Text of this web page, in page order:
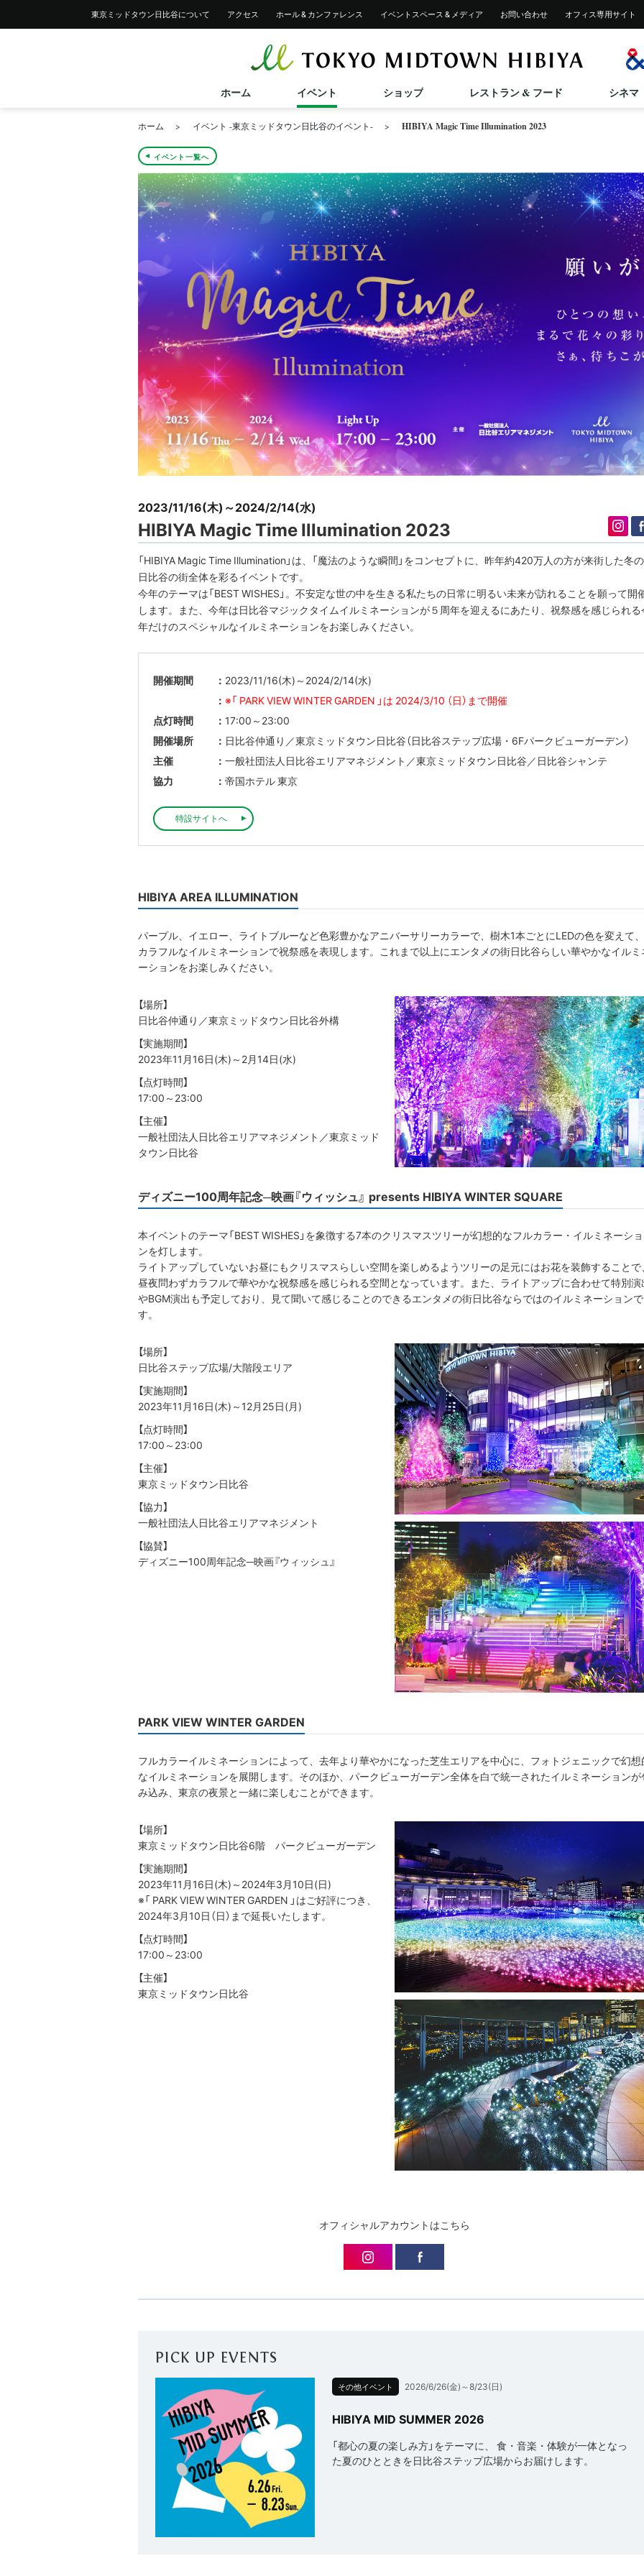
東京ミッドタウン日比谷について アクセス ホール &カンファレンス イベントスペース & メディア お問い合わせ オフィス専用サイト
ホーム イベント ショップ レストラン & フード シネマ
2026/6/26(金)～8/23(日)
HIBIYA MID SUMMER 2026
2026/7/
ひんや
ショップ検索
フロアガイド
2025/12/4(木)～2026/11/30(月)
レストラン＆フード検索
2026/7/17(金)～8/31(月)
東京ミッドタウン日比谷 STAGE Vol.42
2026/7/
施設サービス紹介
バリアフリーサービス ペットご同伴のお客様へ
ホーム イベント -東京ミッドタウン日比谷のイベント- HIBIYA Magic Time Illumination 2023
イベント一覧へ
2023/11/16(木)～2024/2/14(水)
HIBIYA Magic Time Illumination 2023
「HIBIYA Magic Time Illumination」は、「魔法のような瞬間」をコンセプトに、昨年約420万人の方が来街した冬の
日比谷の街全体を彩るイベントです。
今年のテーマは「BEST WISHES」。不安定な世の中を生きる私たちの日常に明るい未来が訪れることを願って開
します。また、今年は日比谷マジックタイムイルミネーションが５周年を迎えるにあたり、祝祭感を感じられる
年だけのスペシャルなイルミネーションをお楽しみください。
開催期間
2023/11/16(木)～2024/2/14(水)
※「 PARK VIEW WINTER GARDEN 」は 2024/3/10 （日）まで開催
点灯時間
17:00～23:00
開催場所
日比谷仲通り／東京ミッドタウン日比谷（日比谷ステップ広場・6Fパークビューガーデン）
主催
一般社団法人日比谷エリアマネジメント／東京ミッドタウン日比谷／日比谷シャンテ
協力
帝国ホテル 東京
特設サイトへ
HIBIYA AREA ILLUMINATION
パープル、イエロー、ライトブルーなど色彩豊かなアニバーサリーカラーで、樹木1本ごとにLEDの色を変えて、
カラフルなイルミネーションで祝祭感を表現します。これまで以上にエンタメの街日比谷らしい華やかなイルミ
ーションをお楽しみください。
【場所】
日比谷仲通り／東京ミッドタウン日比谷外構
【実施期間】
2023年11月16日(木)～2月14日(水)
【点灯時間】
17:00～23:00
【主催】
一般社団法人日比谷エリアマネジメント／東京ミッド
タウン日比谷
ディズニー100周年記念─映画『ウィッシュ』 presents HIBIYA WINTER SQUARE
本イベントのテーマ「BEST WISHES」を象徴する7本のクリスマスツリーが幻想的なフルカラー・イルミネーショ
ンを灯します。
ライトアップしていないお昼にもクリスマスらしい空間を楽しめるようツリーの足元にはお花を装飾することで
昼夜問わずカラフルで華やかな祝祭感を感じられる空間となっています。また、ライトアップに合わせて特別演
やBGM演出も予定しており、見て聞いて感じることのできるエンタメの街日比谷ならではのイルミネーションで
す。
【場所】
日比谷ステップ広場/大階段エリア
【実施期間】
2023年11月16日(木)～12月25日(月)
【点灯時間】
17:00～23:00
【主催】
東京ミッドタウン日比谷
【協力】
一般社団法人日比谷エリアマネジメント
【協賛】
ディズニー100周年記念─映画『ウィッシュ』
PARK VIEW WINTER GARDEN
フルカラーイルミネーションによって、去年より華やかになった芝生エリアを中心に、フォトジェニックで幻想
なイルミネーションを展開します。そのほか、パークビューガーデン全体を白で統一されたイルミネーションが
み込み、東京の夜景と一緒に楽しむことができます。
【場所】
東京ミッドタウン日比谷6階 パークビューガーデン
【実施期間】
2023年11月16日(木)～2024年3月10日(日)
※「 PARK VIEW WINTER GARDEN 」はご好評につき、
2024年3月10日（日）まで延長いたします。
【点灯時間】
17:00～23:00
【主催】
東京ミッドタウン日比谷
オフィシャルアカウントはこちら
PICK UP EVENTS
その他イベント 2026/6/26(金)～8/23(日)
HIBIYA MID SUMMER 2026
「都心の夏の楽しみ方」をテーマに、 食・音楽・体験が一体となっ
た夏のひとときを日比谷ステップ広場からお届けします。